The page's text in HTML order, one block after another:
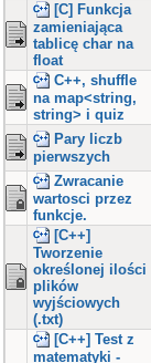
[C] Funkcja
zamieniająca
tablicę char na
float
C++, shuffle
na map<string,
string> i quiz
Pary liczb
pierwszych
Zwracanie
wartosci przez
funkcje.
[C++]
Tworzenie
określonej ilości
plików
wyjściowych
(.txt)
[C++] Test z
matematyki -